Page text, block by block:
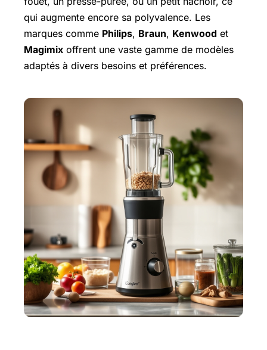
qui augmente encore sa polyvalence. Les
marques comme Philips, Braun, Kenwood et
Magimix offrent une vaste gamme de modèles
adaptés à divers besoins et préférences.